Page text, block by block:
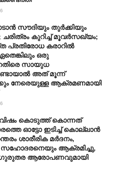
സൗദിയും തുർക്കിയും
ചരിത്രം കുറിച്ച് മൂവർസഖ്യം;
പ്രതിരോധ കരാറിൽ
ഒരു
സായുധ
അത് മൂന്ന്
നേരെയുള്ള ആക്രമണമായി
വിഷം കൊടുത്ത് കൊന്നത്
ഓട്ടോ ഇടിച്ച് കൊല്ലാന്‍
ശാരീരിക മര്‍ദനം,
ആക്രമിച്ചു,
ഗുരുതര ആരോപണവുമായി